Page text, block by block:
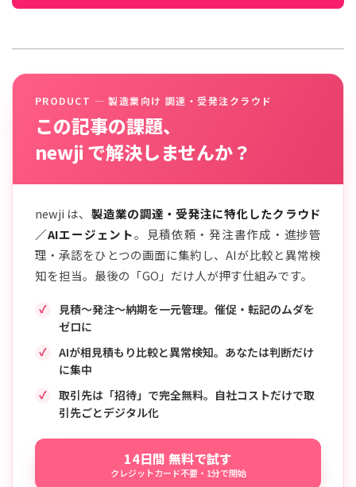
PRODUCT — 製造業向け 調達・受発注クラウド
この記事の課題、
newji で解決しませんか？
newji は、 製造業の調達・受発注に特化したクラウド
／AIエージェント。見積依頼・発注書作成・進捗管
理・承認をひとつの画面に集約し、AIが比較と異常検
知を担当。最後の「GO」だけ人が押す仕組みです。
見積〜発注〜納期を一元管理。催促・転記のムダを
ゼロに
AIが相見積もり比較と異常検知。あなたは判断だけ
に集中
取引先は「招待」で完全無料。自社コストだけで取
引先ごとデジタル化
14日間 無料で試す
クレジットカード不要・1分で開始